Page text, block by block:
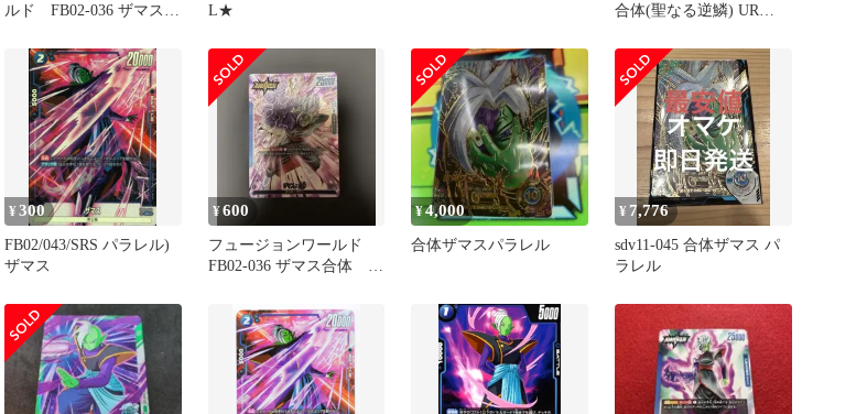
ルド FB02-036 ザマス合
L★
合体(聖なる逆鱗) UR
¥300
FB02/043/SRS パラレル)
ザマス
¥600
フュージョンワールド
FB02-036 ザマス合体 リ
¥4,000
合体ザマスパラレル
¥ 7,776
sdv11-045 合体ザマス パ
ラレル